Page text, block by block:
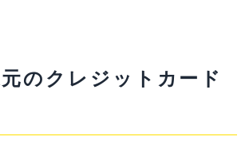
のクレジットカード